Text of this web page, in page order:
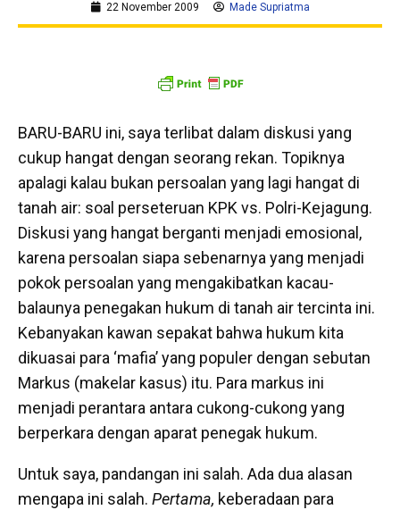
22 November 2009 Made Supriatma
BARU-BARU ini, saya terlibat dalam diskusi yang
cukup hangat dengan seorang rekan. Topiknya
apalagi kalau bukan persoalan yang lagi hangat di
tanah air: soal perseteruan KPK vs. Polri-Kejagung.
Diskusi yang hangat berganti menjadi emosional,
karena persoalan siapa sebenarnya yang menjadi
pokok persoalan yang mengakibatkan kacau-
balaunya penegakan hukum di tanah air tercinta ini.
Kebanyakan kawan sepakat bahwa hukum kita
dikuasai para ‘mafia’ yang populer dengan sebutan
Markus (makelar kasus) itu. Para markus ini
menjadi perantara antara cukong-cukong yang
berperkara dengan aparat penegak hukum.
Untuk saya, pandangan ini salah. Ada dua alasan
mengapa ini salah. Pertama, keberadaan para